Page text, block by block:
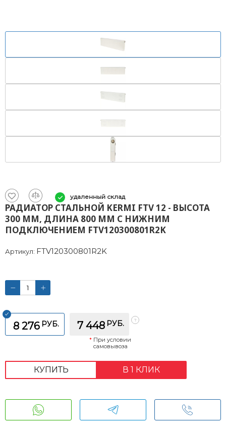
удаленный склад
РАДИАТОР СТАЛЬНОЙ KERMI FTV 12 - ВЫСОТА
300 ММ, ДЛИНА 800 ММ С НИЖНИМ
ПОДКЛЮЧЕНИЕМ FTV120300801R2K
Артикул: FTV120300801R2K
8 276 РУБ. 7 448 РУБ.
* При условии
самовывоза
КУПИТЬ В 1 КЛИК